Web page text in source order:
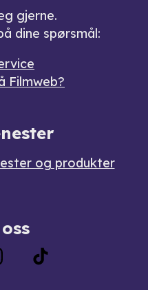
gjerne.
dine spørsmål:
Filmweb?
og produkter